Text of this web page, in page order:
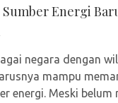
Sumber Energi
negara dengan
mampu
energi. Meski belum